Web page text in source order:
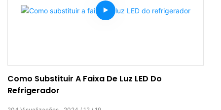
Como Substituir A Faixa De Luz LED Do
Refrigerador